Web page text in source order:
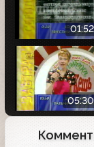
01:52
05:30